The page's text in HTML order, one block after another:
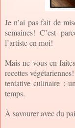
Je n’ai pas fait de
semaines! C’est
l’artiste en moi!
Mais ne vous en
recettes
tentative culinaire :
temps.
À savourer avec du